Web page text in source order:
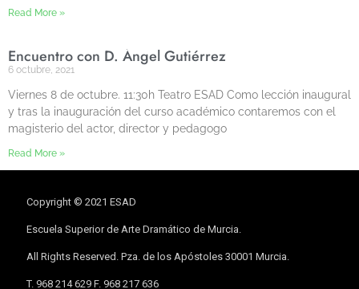
Read More »
Encuentro con D. Ángel Gutiérrez
6 octubre, 2021
Viernes 8 de octubre. 11:30h Teatro ESAD Como lección inaugural
y tras la inauguración del curso académico contaremos con el
magisterio del actor, director y pedagogo
Read More »
Copyright © 2021 ESAD
Escuela Superior de Arte Dramático de Murcia.
All Rights Reserved. Pza. de los Apóstoles 30001 Murcia.
T. 968 214 629 F. 968 217 636